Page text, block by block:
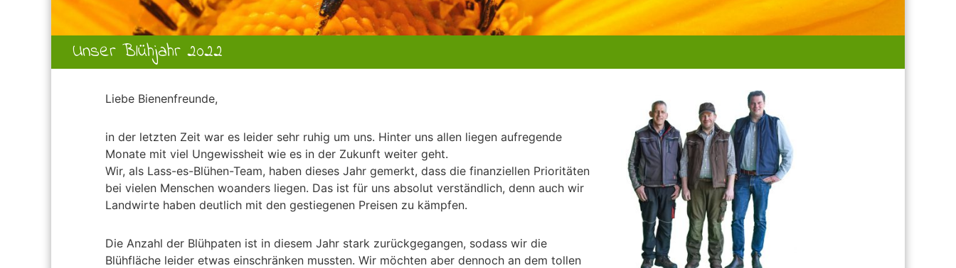
Unser Blühjahr 2022
Liebe Bienenfreunde,
in der letzten Zeit war es leider sehr ruhig um uns. Hinter uns allen liegen aufregende
Monate mit viel Ungewissheit wie es in der Zukunft weiter geht.
Wir, als Lass-es-Blühen-Team, haben dieses Jahr gemerkt, dass die finanziellen Prioritäten
bei vielen Menschen woanders liegen. Das ist für uns absolut verständlich, denn auch wir
Landwirte haben deutlich mit den gestiegenen Preisen zu kämpfen.
Die Anzahl der Blühpaten ist in diesem Jahr stark zurückgegangen, sodass wir die
Blühfläche leider etwas einschränken mussten. Wir möchten aber dennoch an dem tollen